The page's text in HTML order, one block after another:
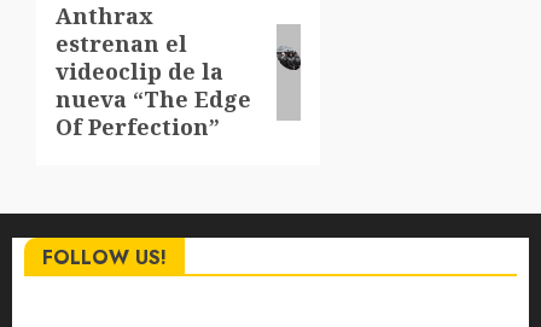
Siguiente
entrada:
Anthrax
estrenan el
videoclip de la
nueva “The Edge
Of Perfection”
FOLLOW US!